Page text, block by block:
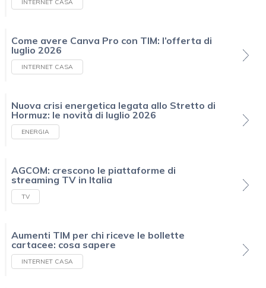
INTERNET CASA
Come avere Canva Pro con TIM: l’offerta di
luglio 2026
INTERNET CASA
Nuova crisi energetica legata allo Stretto di
Hormuz: le novità di luglio 2026
ENERGIA
AGCOM: crescono le piattaforme di
streaming TV in Italia
TV
Aumenti TIM per chi riceve le bollette
cartacee: cosa sapere
INTERNET CASA